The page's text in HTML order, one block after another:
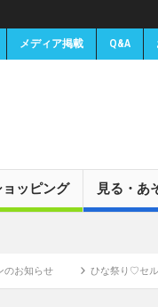
メディア掲載 Q&A
ョッピング 見る・あ
ひな祭り♡セルフ撮影会《